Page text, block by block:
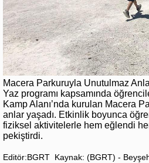
Macera Parkuruyla Unutulmaz
Yaz programı kapsamında
Kamp Alanı’nda kurulan Macera
anlar yaşadı. Etkinlik boyunca
fiziksel aktivitelerle hem eğlendi
pekiştirdi.
Editör:BGRT Kaynak: (BGRT) -